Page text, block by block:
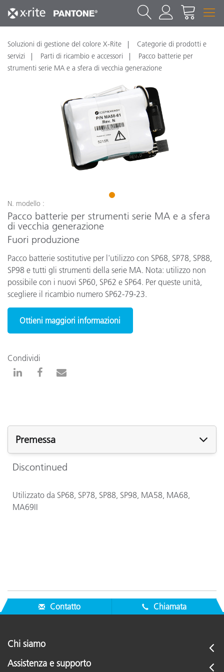
Soluzioni di gestione del colore X-Rite
Categorie di prodotti e
servizi
Parti di ricambio e accessori
Pacco batterie per
strumenti serie MA e a sfera di vecchia generazione
1
N. modello :
Pacco batterie per strumenti serie MA e a sfera
di vecchia generazione
Fuori produzione
Pacco batterie sostitutive per l'utilizzo con SP68, SP78, SP88,
SP98 e tutti gli strumenti della serie MA. Nota: utilizzo non
possibile con i nuovi SP60, SP62 e SP64. Per queste unità,
scegliere il ricambio numero SP62-79-23.
Ottieni maggiori informazioni
Condividi
Premessa
Discontinued
Utilizzato da SP68, SP78, SP88, SP98, MA58, MA68,
MA69II
Contatto Chiamata
Chi siamo
Assistenza e supporto